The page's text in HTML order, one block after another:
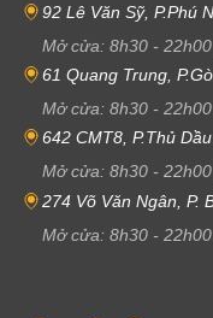
92 Lê Văn Sỹ, P.Phú
Mở cửa: 8h30 - 22h00
61 Quang Trung,
Mở cửa: 8h30 - 22h00
642 CMT8, P.Thủ
Mở cửa: 8h30 - 22h00
274 Võ Văn Ngân, P.
Mở cửa: 8h30 - 22h00